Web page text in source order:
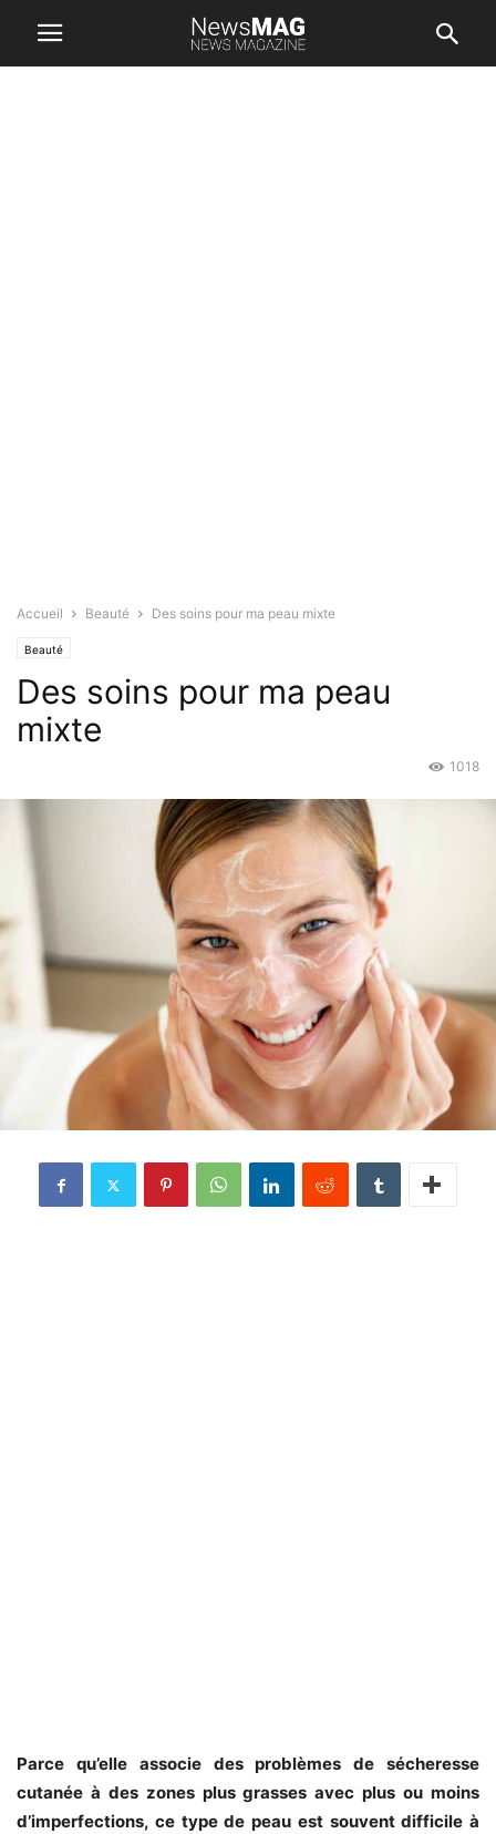
Accueil Beauté Des soins pour ma peau mixte
Beauté
Des soins pour ma peau
mixte
1018
Parce qu’elle associe des problèmes de sécheresse
cutanée à des zones plus grasses avec plus ou moins
d’imperfections, ce type de peau est souvent difficile à